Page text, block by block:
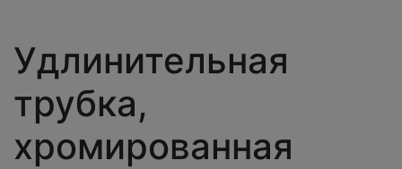
Удлинительная
трубка,
хромированная